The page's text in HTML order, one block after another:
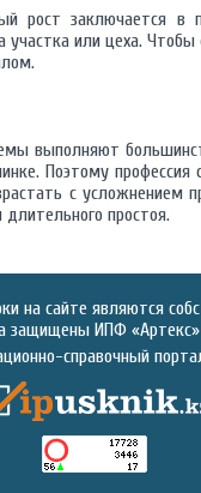
рост заключается в
или цеха.
выполняют
Поэтому
с усложнением
простоя.
на сайте являются
защищены ИПФ «Артекс»
справочный